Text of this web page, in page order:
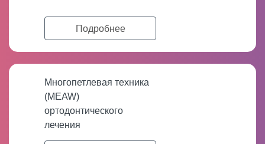
Подробнее
Многопетлевая техника
(MEAW)
ортодонтического
лечения